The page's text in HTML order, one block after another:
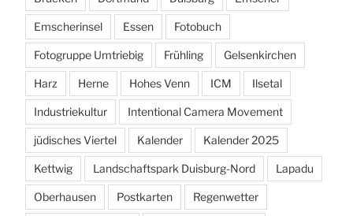
Emscherinsel Essen Fotobuch
Fotogruppe Umtriebig Frühling Gelsenkirchen
Harz Herne Hohes Venn ICM Ilsetal
Industriekultur Intentional Camera Movement
jüdisches Viertel Kalender Kalender 2025
Kettwig Landschaftspark Duisburg-Nord Lapadu
Oberhausen Postkarten Regenwetter